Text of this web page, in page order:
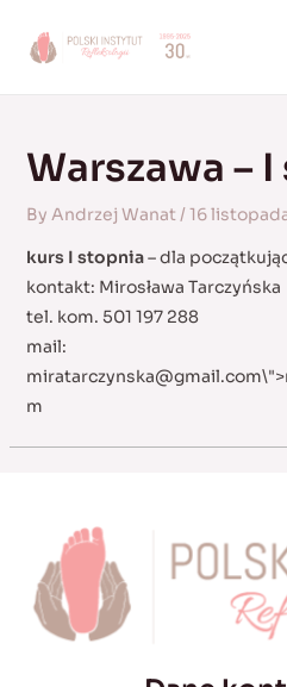
Warszawa –
By Andrzej Wanat/16
kurs I stopnia– dla
kontakt: Mirosława Tarczyńska
tel. kom. 501 197 288
mail:
miratarczynska@gmail.com\">
m